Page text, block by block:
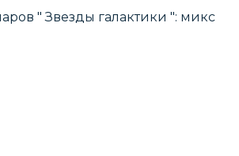
" Звезды галактики ": микс